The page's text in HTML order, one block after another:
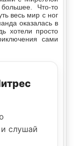
Что-то
весь мир с ног
оказалась в
хотели просто
сами
слушай